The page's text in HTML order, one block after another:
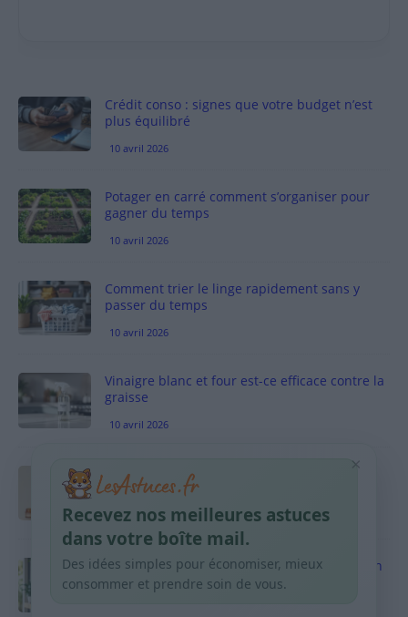
Crédit conso : signes que votre budget n’est
plus équilibré
10 avril 2026
Potager en carré comment s’organiser pour
gagner du temps
10 avril 2026
Comment trier le linge rapidement sans y
passer du temps
10 avril 2026
Vinaigre blanc et four est-ce efficace contre la
graisse
10 avril 2026
Taches pigmentaires : routine simple +
habitudes qui aident
9 avril 2026
Produits ménagers : comment économiser en
courses sans acheter 10 sprays
×
Recevez nos meilleures astuces
dans votre boîte mail.
Des idées simples pour économiser, mieux
consommer et prendre soin de vous.